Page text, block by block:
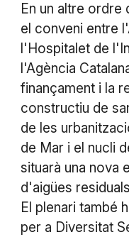
En un altre
el conveni entre
l'Hospitalet de
l'Agència
finançament i la
constructiu de
de les
de Mar i el nucli
situarà una nova
d'aigües
El plenari també
per a Diversitat